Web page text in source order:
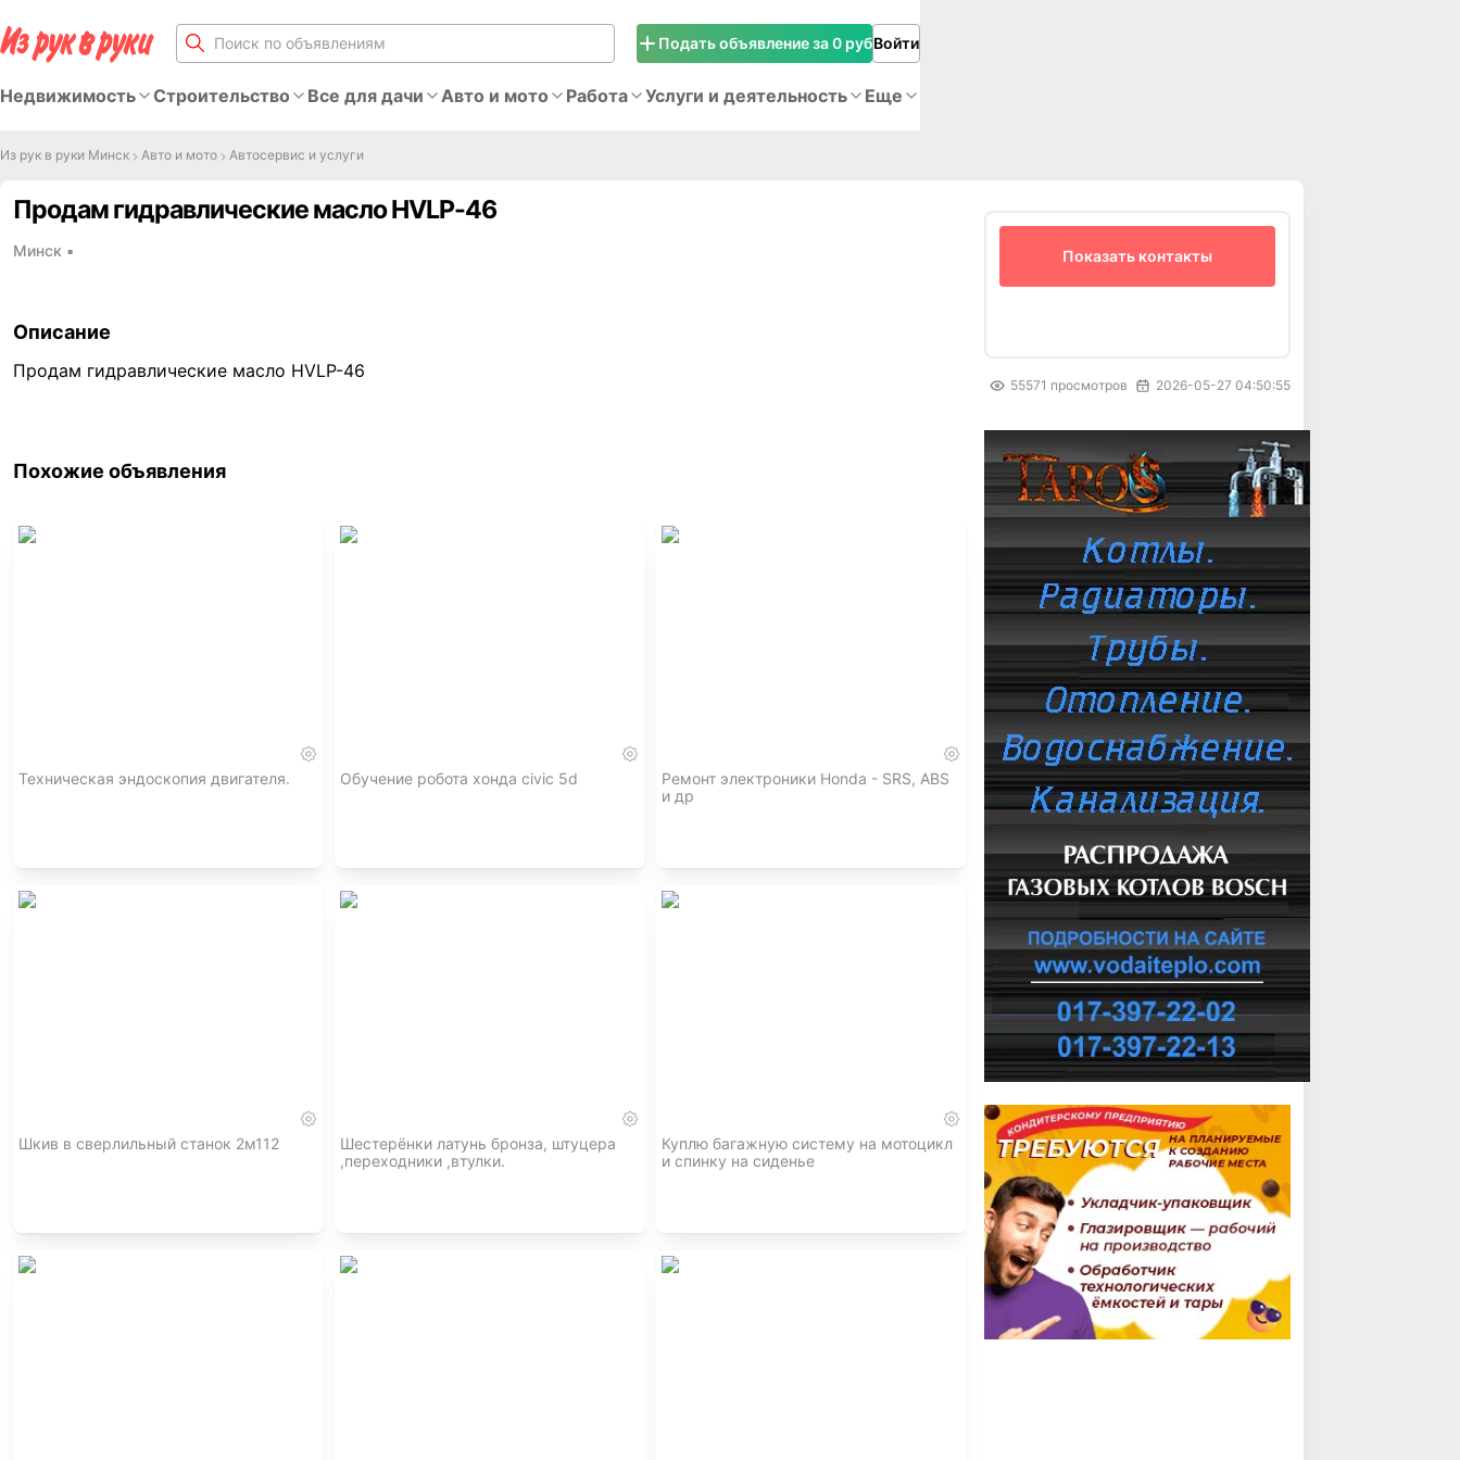
Подать объявление за 0 рубВойти
Недвижимость Строительство Все для дачи Авто и мото Работа Услуги и деятельность Еще
Из рук в руки Минск Авто и мото Автосервис и услуги
Продам гидравлические масло HVLP-46
Минск ▪
Описание
Продам гидравлические масло HVLP-46
Похожие объявления
Техническая эндоскопия двигателя. Обучение робота хонда civic 5d
Ремонт электроники Honda - SRS, ABS
и др
Шкив в сверлильный станок 2м112
Шестерёнки латунь бронза, штуцера
,переходники ,втулки.
Куплю багажную систему на мотоцикл
и спинку на сиденье
Показать контакты
55571 просмотров 2026-05-27 04:50:55